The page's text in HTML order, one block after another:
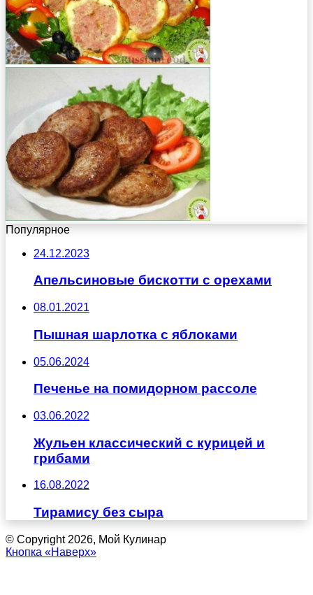
Популярное
24.12.2023
Апельсиновые бискотти с орехами
08.01.2021
Пышная шарлотка с яблоками
05.06.2024
Печенье на помидорном рассоле
03.06.2022
Жульен классический с курицей и
грибами
16.08.2022
Тирамису без сыра
© Copyright 2026, Мой Кулинар
Кнопка «Наверх»